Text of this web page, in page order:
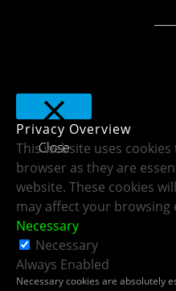
Close
Privacy Overview
This website uses
browser as they are
website. These cookies
may affect your browsing
Necessary
Necessary
Always Enabled
Necessary cookies are absolutely